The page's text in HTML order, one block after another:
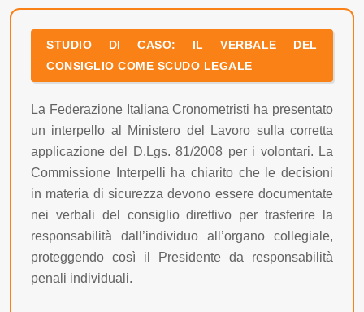
STUDIO DI CASO: IL VERBALE DEL
CONSIGLIO COME SCUDO LEGALE
La Federazione Italiana Cronometristi ha presentato
un interpello al Ministero del Lavoro sulla corretta
applicazione del D.Lgs. 81/2008 per i volontari. La
Commissione Interpelli ha chiarito che le decisioni
in materia di sicurezza devono essere documentate
nei verbali del consiglio direttivo per trasferire la
responsabilità dall’individuo all’organo collegiale,
proteggendo così il Presidente da responsabilità
penali individuali.